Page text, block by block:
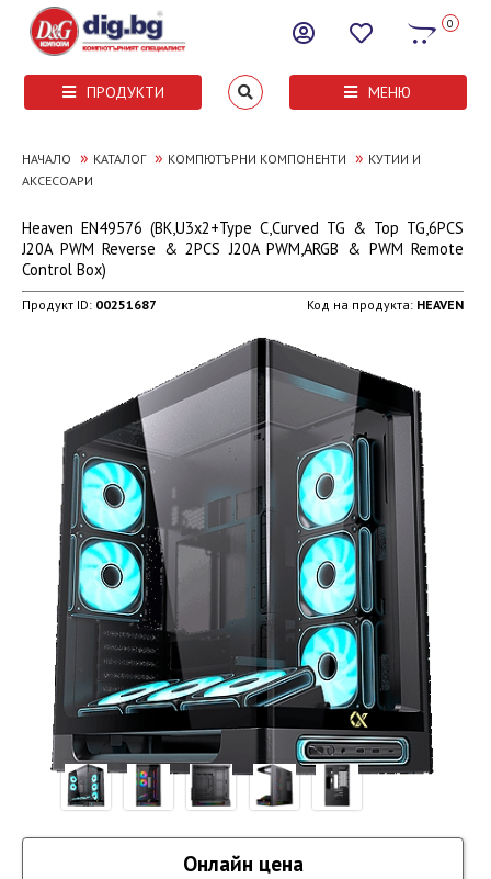
0
ПРОДУКТИ МЕНЮ
НАЧАЛО » КАТАЛОГ » КОМПЮТЪРНИ КОМПОНЕНТИ » КУТИИ И
АКСЕСОАРИ
Heaven EN49576 (BK,U3x2+Type C,Curved TG & Top TG,6PCS
J20A PWM Reverse & 2PCS J20A PWM,ARGB & PWM Remote
Control Box)
Продукт ID: 00251687 Код на продукта: HEAVEN
Онлайн цена